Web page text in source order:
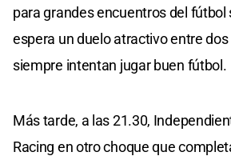
para grandes encuentros del fútbol
espera un duelo atractivo entre
siempre intentan jugar buen fútbol.
Más tarde, a las 21.30,
Racing en otro choque que